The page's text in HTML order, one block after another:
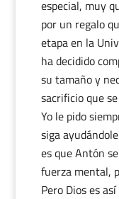
especial, muy
por un regalo
etapa en la
ha decidido
su tamaño y
sacrificio que
Yo le pido
siga
es que Antón
fuerza mental,
Pero Dios es